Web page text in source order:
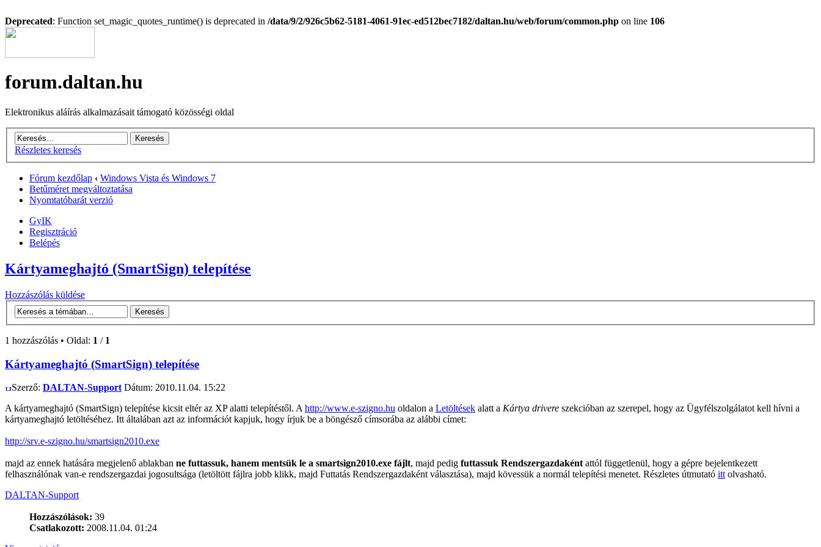
Deprecated: Function set_magic_quotes_runtime() is deprecated in /data/9/2/926c5b62-5181-4061-91ec-ed512bec7182/daltan.hu/web/forum/common.php on line 106
forum.daltan.hu
Elektronikus aláírás alkalmazásait támogató közösségi oldal
Részletes keresés
Fórum kezdőlap ‹ Windows Vista és Windows 7
Betűméret megváltoztatása
Nyomtatóbarát verzió
GyIK
Regisztráció
Belépés
Kártyameghajtó (SmartSign) telepítése
Hozzászólás küldése
1 hozzászólás • Oldal: 1 / 1
Kártyameghajtó (SmartSign) telepítése
Szerző: DALTAN-Support Dátum: 2010.11.04. 15:22
A kártyameghajtó (SmartSign) telepítése kicsit eltér az XP alatti telepítéstől. A http://www.e-szigno.hu oldalon a Letöltések alatt a Kártya drivere szekcióban az szerepel, hogy az Ügyfélszolgálatot kell hívni a
kártyameghajtó letöltéséhez. Itt általában azt az információt kapjuk, hogy írjuk be a böngésző címsorába az alábbi címet:
http://srv.e-szigno.hu/smartsign2010.exe
majd az ennek hatására megjelenő ablakban ne futtassuk, hanem mentsük le a smartsign2010.exe fájlt, majd pedig futtassuk Rendszergazdaként attól függetlenül, hogy a gépre bejelentkezett
felhasználónak van-e rendszergazdai jogosultsága (letöltött fájlra jobb klikk, majd Futtatás Rendszergazdaként választása), majd kövessük a normál telepítési menetet. Részletes útmutató itt olvasható.
DALTAN-Support
Hozzászólások: 39
Csatlakozott: 2008.11.04. 01:24